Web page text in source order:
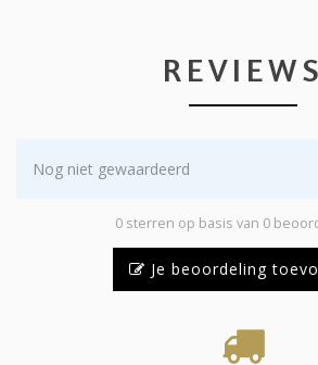
REVIEWS
Nog niet gewaardeerd
0 sterren op basis van 0
Je beoordeling